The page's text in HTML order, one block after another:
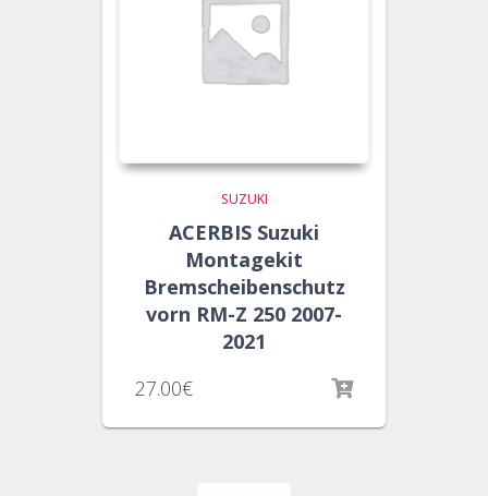
SUZUKI
ACERBIS Suzuki
Montagekit
Bremscheibenschutz
vorn RM-Z 250 2007-
2021
27.00€